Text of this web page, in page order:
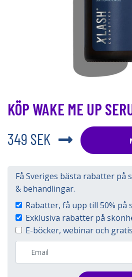
KÖP WAKE ME UP
349 SEK
Få Sveriges bästa rabatter
& behandlingar.
Rabatter, få upp till 50%
Exklusiva rabatter på
E-böcker, webinar och